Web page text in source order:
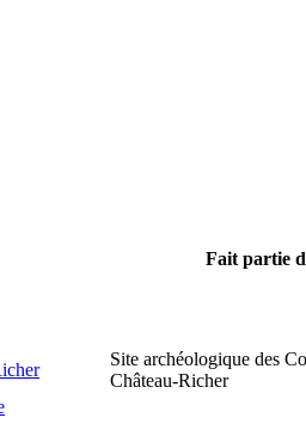
Fait partie
Site archéologique des
Château-Richer